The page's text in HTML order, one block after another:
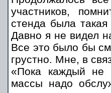
участников,
стенда была
Давно я не видел
Все это было бы
грустно. Мне, в
«Пока каждый не
массы надо